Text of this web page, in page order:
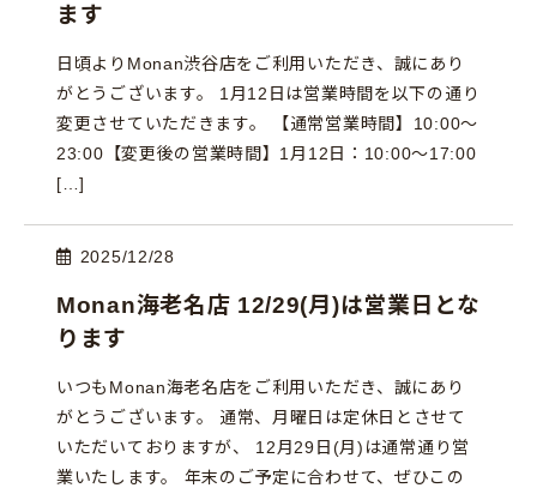
ます
日頃よりMonan渋谷店をご利用いただき、誠にあり
がとうございます。 1月12日は営業時間を以下の通り
変更させていただきます。 【通常営業時間】10:00～
23:00【変更後の営業時間】1月12日：10:00〜17:00
[…]
2025/12/28
Monan海老名店 12/29(月)は営業日とな
ります
いつもMonan海老名店をご利用いただき、誠にあり
がとうございます。 通常、月曜日は定休日とさせて
いただいておりますが、 12月29日(月)は通常通り営
業いたします。 年末のご予定に合わせて、ぜひこの